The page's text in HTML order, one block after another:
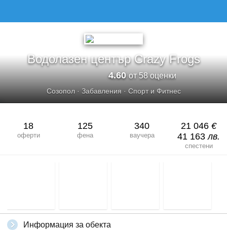
Водолазен център Crazy Frogs
4.60от 58 оценки
Созопол· Забавления· Спорт и Фитнес
18
оферти
125
фена
340
ваучера
21 046 €
41 163лв.
спестени
Информация за обекта